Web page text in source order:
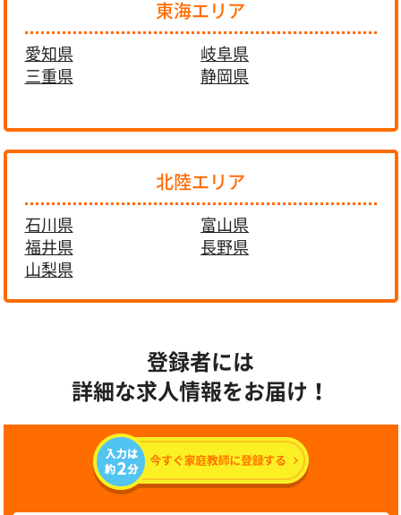
東海エリア
愛知県
岐阜県
三重県
静岡県
北陸エリア
石川県
富山県
福井県
長野県
山梨県
登録者には
詳細な求人情報をお届け！